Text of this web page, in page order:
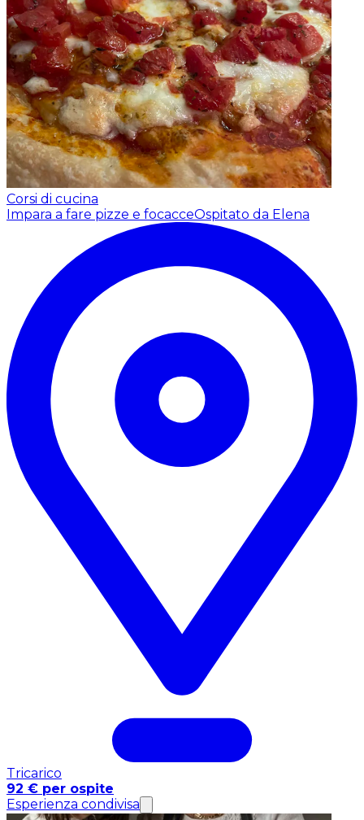
Corsi di cucina
Impara a fare pizze e focacceOspitato da Elena
Tricarico
92 € per ospite
Esperienza condivisa